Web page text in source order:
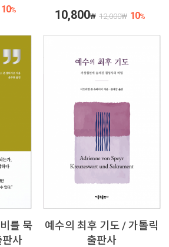
10% 10,800₩ 12,000₩ 10%
를 묵
사
예수의 최후 기도 / 가톨릭
출판사